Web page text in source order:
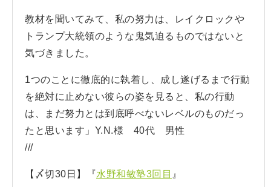
教材を聞いてみて、私の努力は、レイクロックや
トランプ大統領のような鬼気迫るものではないと
気づきました。
1つのことに徹底的に執着し、成し遂げるまで行動
を絶対に止めない彼らの姿を見ると、私の行動
は、まだ努力とは到底呼べないレベルのものだっ
たと思います」Y.N.様 40代 男性
///
【〆切30日】『水野和敏塾3回目 』